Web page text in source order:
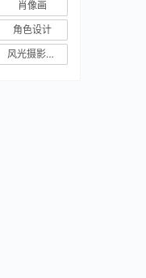
肖像画
角色设计
风光摄影欣赏